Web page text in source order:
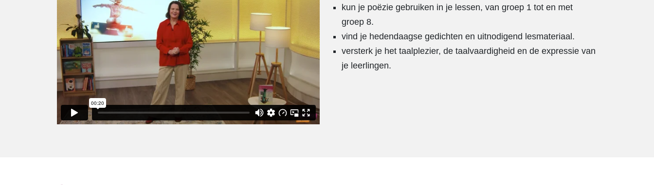
kun je poëzie gebruiken in je lessen, van groep 1 tot en met
groep 8.
vind je hedendaagse gedichten en uitnodigend lesmateriaal.
versterk je het taalplezier, de taalvaardigheid en de expressie van
je leerlingen.